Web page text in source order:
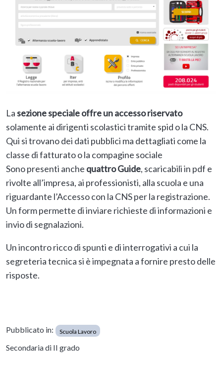
Lasezione speciale offre un accesso riservato
solamente ai dirigenti scolastici tramite spid o la CNS.
Qui si trovano dei dati pubblici ma dettagliati come la
classe di fatturato o la compagine sociale
Sono presenti anche quattro Guide, scaricabili in pdf e
rivolte all’impresa, ai professionisti, alla scuola e una
riguardante l’Accesso con la CNS per la registrazione.
Un form permette di inviare richieste di informazioni e
invio di segnalazioni.
Un incontro ricco di spunti e di interrogativi a cui la
segreteria tecnica si è impegnata a fornire presto delle
risposte.
Pubblicato in: Scuola Lavoro
Secondaria di II grado